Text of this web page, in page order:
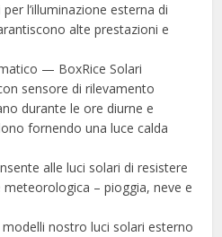
l’illuminazione esterna di
alte prestazioni e
— BoxRice Solari
sensore di rilevamento
durante le ore diurne e
fornendo una luce calda
alle luci solari di resistere
meteorologica – pioggia, neve e
nostro luci solari esterno